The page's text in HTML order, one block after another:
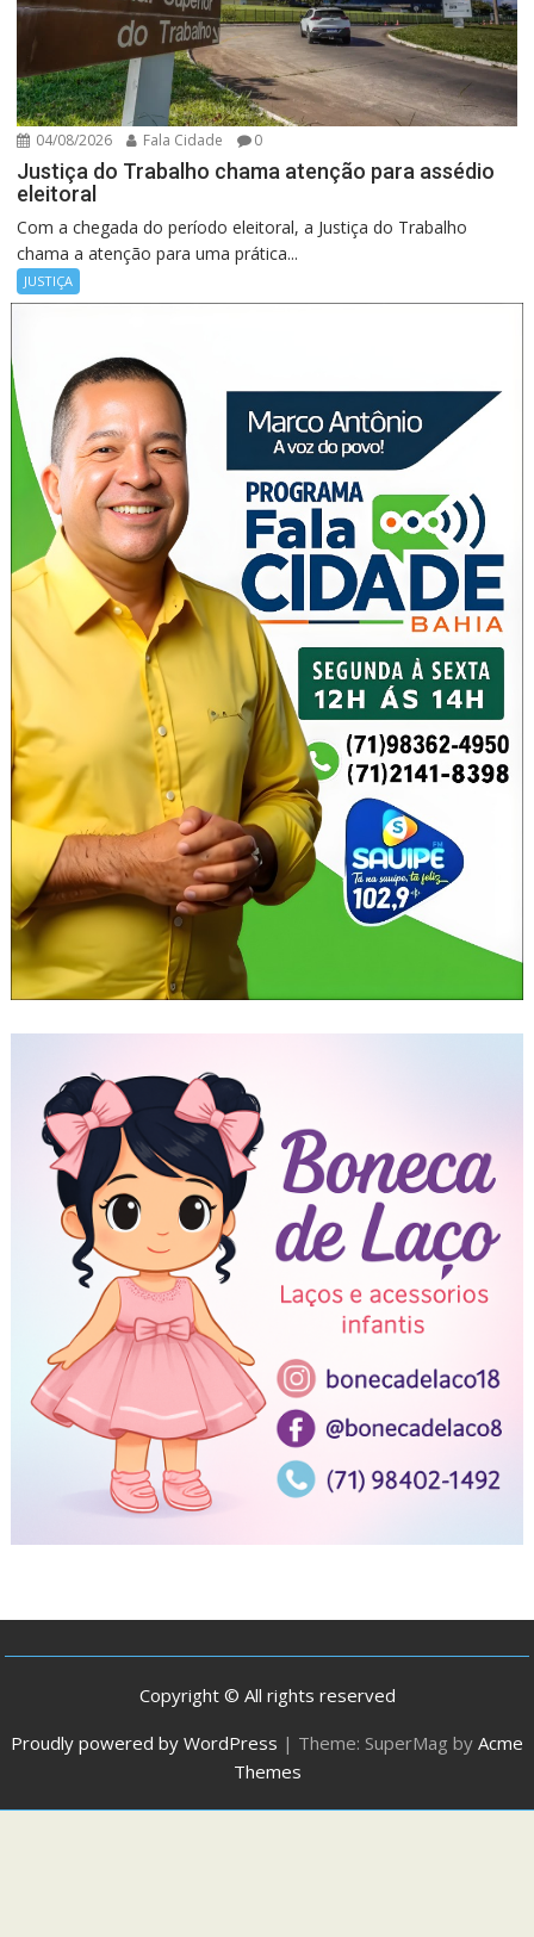
04/08/2026 Fala Cidade 0
Justiça do Trabalho chama atenção para assédio
eleitoral
Com a chegada do período eleitoral, a Justiça do Trabalho
chama a atenção para uma prática...
JUSTIÇA
Copyright © All rights reserved
Proudly powered by WordPress | Theme: SuperMag by Acme
Themes